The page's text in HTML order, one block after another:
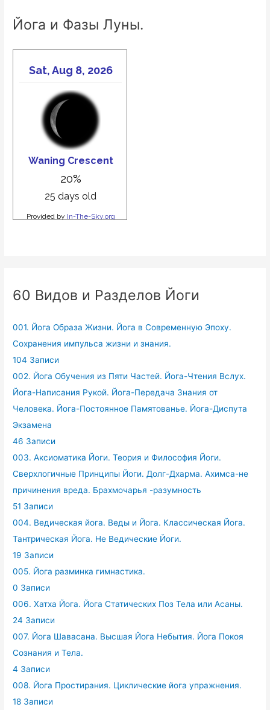
Йога и Фазы Луны.
60 Видов и Разделов Йоги
001. Йога Образа Жизни. Йога в Современную Эпоху.
Сохранения импульса жизни и знания.
104 Записи
002. Йога Обучения из Пяти Частей. Йога-Чтения Вслух.
Йога-Написания Рукой. Йога-Передача Знания от
Человека. Йога-Постоянное Памятованье. Йога-Диспута
Экзамена
46 Записи
003. Аксиоматика Йоги. Теория и Философия Йоги.
Сверхлогичные Принципы Йоги. Долг-Дхарма. Ахимса-не
причинения вреда. Брахмочарья -разумность
51 Записи
004. Ведическая йога. Веды и Йога. Классическая Йога.
Тантрическая Йога. Не Ведические Йоги.
19 Записи
005. Йога разминка гимнастика.
0 Записи
006. Хатха Йога. Йога Статических Поз Тела или Асаны.
24 Записи
007. Йога Шавасана. Высшая Йога Небытия. Йога Покоя
Сознания и Тела.
4 Записи
008. Йога Простирания. Циклические йога упражнения.
18 Записи